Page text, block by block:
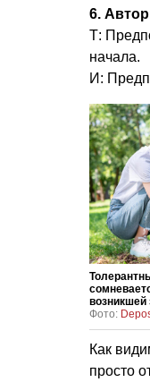
6.
Т:
начала.
И:
возникшей
Фото:
Как
просто